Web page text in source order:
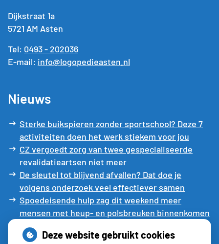
Dijkstraat 1a
5721 AM Asten
Tel: 0493 - 202036
E-mail: info@logopedieasten.nl
Nieuws
Sterke buikspieren zonder sportschool? Deze 7
activiteiten doen het werk stiekem voor jou
CZ vergoedt zorg van twee gespecialiseerde
revalidatieartsen niet meer
De sleutel tot blijvend afvallen? Dat doe je
volgens onderzoek veel effectiever samen
Spoedeisende hulp zag dit weekend meer
mensen met heup- en polsbreuken binnenkomen
Een recept voor een wandeling: waarom
Erasmus MC patiënten het park in stuurt
Deze website gebruikt cookies